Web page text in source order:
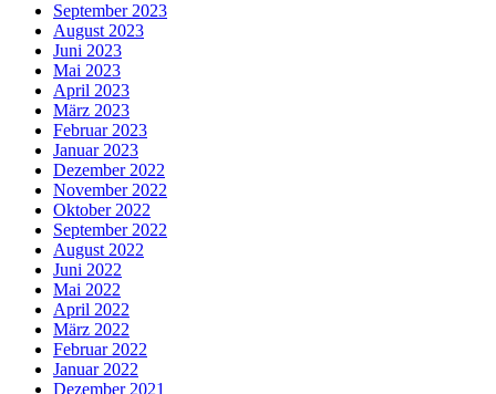
September 2023
August 2023
Juni 2023
Mai 2023
April 2023
März 2023
Februar 2023
Januar 2023
Dezember 2022
November 2022
Oktober 2022
September 2022
August 2022
Juni 2022
Mai 2022
April 2022
März 2022
Februar 2022
Januar 2022
Dezember 2021